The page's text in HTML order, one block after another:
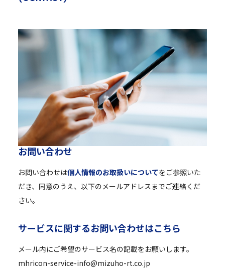
お問い合わせ
お問い合わせは個人情報のお取扱いについてをご参照いた
だき、同意のうえ、以下のメールアドレスまでご連絡くだ
さい。
サービスに関するお問い合わせはこちら
メール内にご希望のサービス名の記載をお願いします。
mhricon-service-info@mizuho-rt.co.jp